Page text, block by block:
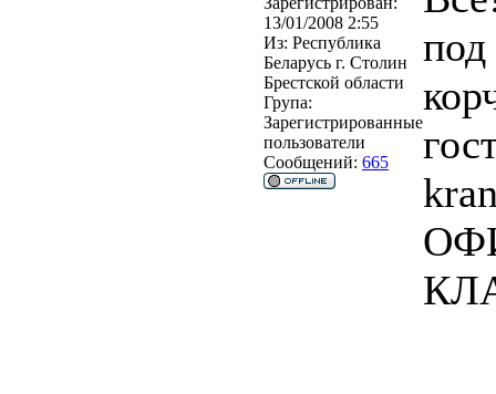
13/01/2008 2:55
Из: Республика
Беларусь г. Столин
Брестской области
Група:
Зарегистрированные
пользователи
Сообщений: 665